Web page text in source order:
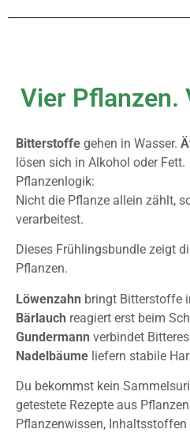
Vier Pflanzen.
Bitterstoffe gehen in Wasser.
lösen sich in Alkohol oder
Pflanzenlogik:
Nicht die Pflanze allein zählt,
verarbeitest.
Dieses Frühlingsbundle zeigt
Pflanzen.
Löwenzahn bringt Bitterstoffe
Bärlauch reagiert erst beim
Gundermann verbindet
Nadelbäume liefern stabile
Du bekommst kein
getestete Rezepte aus
Pflanzenwissen, Inhaltsstoffen